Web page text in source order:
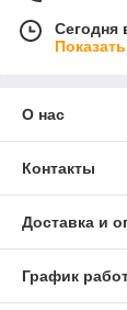
Сегодня
О нас
Контакты
Доставка и
График